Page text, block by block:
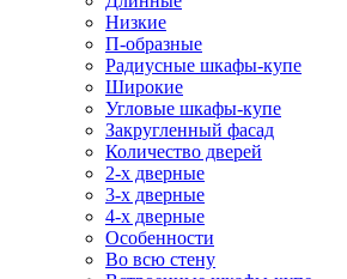
Низкие
П-образные
Радиусные шкафы-купе
Широкие
Угловые шкафы-купе
Закругленный фасад
Количество дверей
2-х дверные
3-х дверные
4-х дверные
Особенности
Во всю стену